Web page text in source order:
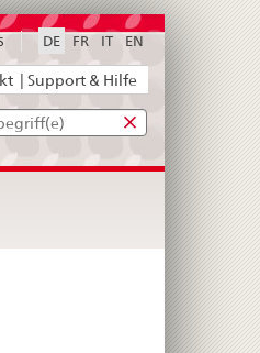
| Support & Hilfe
DE FR IT EN